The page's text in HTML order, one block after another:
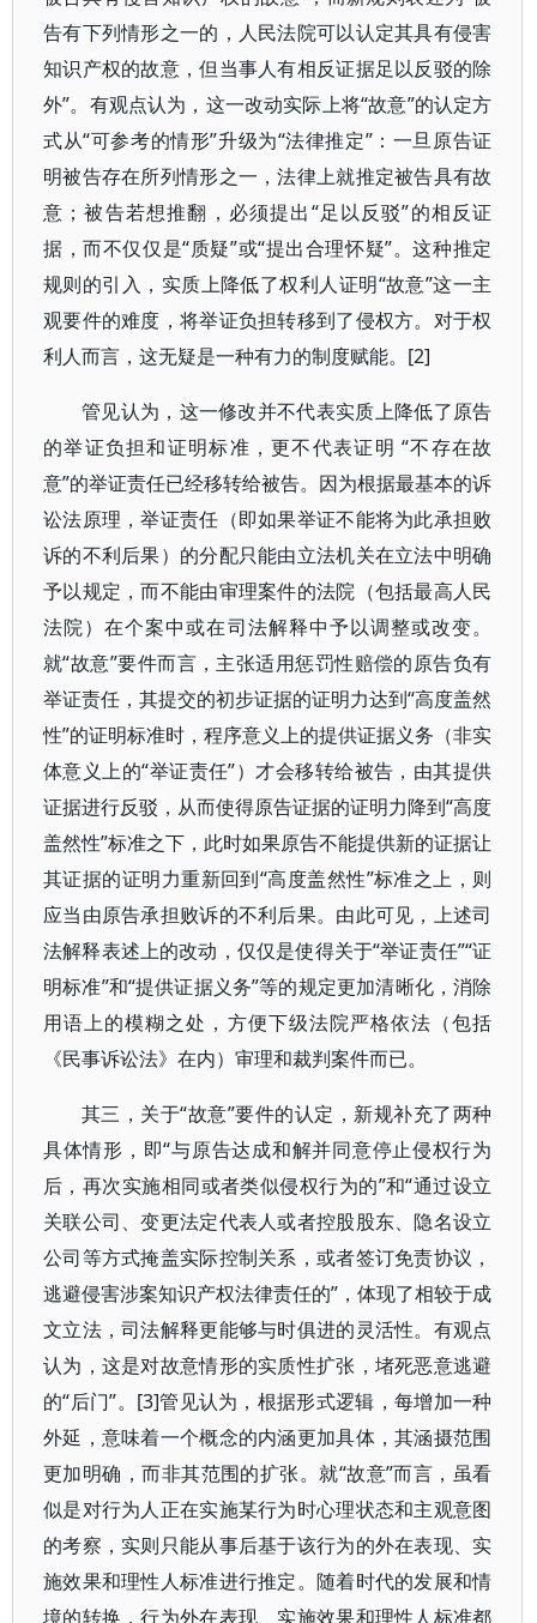
告有下列情形之一的，人民法院可以认定其具有侵害
知识产权的故意，但当事人有相反证据足以反驳的除
外”。有观点认为，这一改动实际上将“故意”的认定方
式从“可参考的情形”升级为“法律推定”：一旦原告证
明被告存在所列情形之一，法律上就推定被告具有故
意；被告若想推翻，必须提出“足以反驳”的相反证
据，而不仅仅是“质疑”或“提出合理怀疑”。这种推定
规则的引入，实质上降低了权利人证明“故意”这一主
观要件的难度，将举证负担转移到了侵权方。对于权
利人而言，这无疑是一种有力的制度赋能。[2]
管见认为，这一修改并不代表实质上降低了原告
的举证负担和证明标准，更不代表证明 “不存在故
意”的举证责任已经移转给被告。因为根据最基本的诉
讼法原理，举证责任（即如果举证不能将为此承担败
诉的不利后果）的分配只能由立法机关在立法中明确
予以规定，而不能由审理案件的法院（包括最高人民
法院）在个案中或在司法解释中予以调整或改变。
就“故意”要件而言，主张适用惩罚性赔偿的原告负有
举证责任，其提交的初步证据的证明力达到“高度盖然
性”的证明标准时，程序意义上的提供证据义务（非实
体意义上的“举证责任”）才会移转给被告，由其提供
证据进行反驳，从而使得原告证据的证明力降到“高度
盖然性”标准之下，此时如果原告不能提供新的证据让
其证据的证明力重新回到“高度盖然性”标准之上，则
应当由原告承担败诉的不利后果。由此可见，上述司
法解释表述上的改动，仅仅是使得关于“举证责任”“证
明标准”和“提供证据义务”等的规定更加清晰化，消除
用语上的模糊之处，方便下级法院严格依法（包括
《民事诉讼法》在内）审理和裁判案件而已。
其三，关于“故意”要件的认定，新规补充了两种
具体情形，即“与原告达成和解并同意停止侵权行为
后，再次实施相同或者类似侵权行为的”和“通过设立
关联公司、变更法定代表人或者控股股东、隐名设立
公司等方式掩盖实际控制关系，或者签订免责协议，
逃避侵害涉案知识产权法律责任的”，体现了相较于成
文立法，司法解释更能够与时俱进的灵活性。有观点
认为，这是对故意情形的实质性扩张，堵死恶意逃避
的“后门”。[3]管见认为，根据形式逻辑，每增加一种
外延，意味着一个概念的内涵更加具体，其涵摄范围
更加明确，而非其范围的扩张。就“故意”而言，虽看
似是对行为人正在实施某行为时心理状态和主观意图
的考察，实则只能从事后基于该行为的外在表现、实
施效果和理性人标准进行推定。随着时代的发展和情
境的转换，行为外在表现、实施效果和理性人标准都